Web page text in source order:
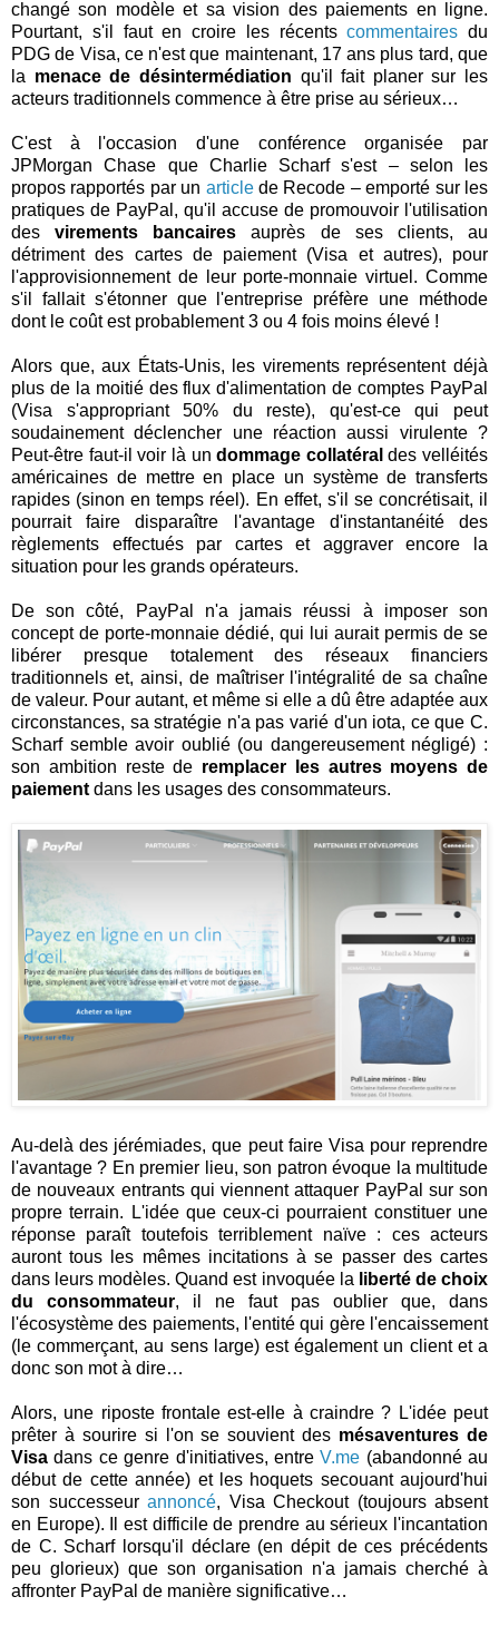
changé son modèle et sa vision des paiements en ligne.
Pourtant, s'il faut en croire les récentscommentaires du
PDG de Visa, ce n'est que maintenant, 17 ans plus tard, que
la menace de désintermédiation qu'il fait planer sur les
acteurs traditionnels commence à être prise au sérieux…
C'est à l'occasion d'une conférence organisée par
JPMorgan Chase que Charlie Scharf s'est – selon les
propos rapportés par un articlede Recode – emporté sur les
pratiques de PayPal, qu'il accuse de promouvoir l'utilisation
desvirements bancaires auprès de ses clients, au
détriment des cartes de paiement (Visa et autres), pour
l'approvisionnement de leur porte-monnaie virtuel. Comme
s'il fallait s'étonner que l'entreprise préfère une méthode
dont le coût est probablement 3 ou 4 fois moins élevé !
Alors que, aux États-Unis, les virements représentent déjà
plus de la moitié des flux d'alimentation de comptes PayPal
(Visa s'appropriant 50% du reste), qu'est-ce qui peut
soudainement déclencher une réaction aussi virulente ?
Peut-être faut-il voir là undommage collatéral des velléités
américaines de mettre en place un système de transferts
rapides (sinon en temps réel). En effet, s'il se concrétisait, il
pourrait faire disparaître l'avantage d'instantanéité des
règlements effectués par cartes et aggraver encore la
situation pour les grands opérateurs.
De son côté, PayPal n'a jamais réussi à imposer son
concept de porte-monnaie dédié, qui lui aurait permis de se
libérer presque totalement des réseaux financiers
traditionnels et, ainsi, de maîtriser l'intégralité de sa chaîne
de valeur. Pour autant, et même si elle a dû être adaptée aux
circonstances, sa stratégie n'a pas varié d'un iota, ce que C.
Scharf semble avoir oublié (ou dangereusement négligé) :
son ambition reste de remplacer les autres moyens de
paiement dans les usages des consommateurs.
Au-delà des jérémiades, que peut faire Visa pour reprendre
l'avantage ? En premier lieu, son patron évoque la multitude
de nouveaux entrants qui viennent attaquer PayPal sur son
propre terrain. L'idée que ceux-ci pourraient constituer une
réponse paraît toutefois terriblement naïve : ces acteurs
auront tous les mêmes incitations à se passer des cartes
dans leurs modèles. Quand est invoquée la liberté de choix
du consommateur, il ne faut pas oublier que, dans
l'écosystème des paiements, l'entité qui gère l'encaissement
(le commerçant, au sens large) est également un client et a
donc son mot à dire…
Alors, une riposte frontale est-elle à craindre ? L'idée peut
prêter à sourire si l'on se souvient des mésaventures de
Visa dans ce genre d'initiatives, entreV.me (abandonné au
début de cette année) et les hoquets secouant aujourd'hui
son successeur annoncé, Visa Checkout (toujours absent
en Europe). Il est difficile de prendre au sérieux l'incantation
de C. Scharf lorsqu'il déclare (en dépit de ces précédents
peu glorieux) que son organisation n'a jamais cherché à
affronter PayPal de manière significative…